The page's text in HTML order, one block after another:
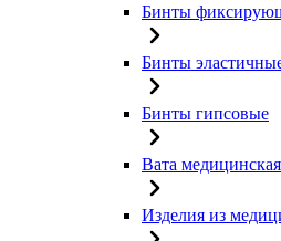
Бинты
Бинты
Бинты гипсовые
Вата
Изделия из